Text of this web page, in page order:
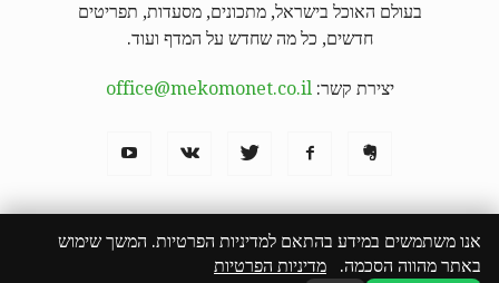
בעולם האוכל בישראל, מתכונים, מסעדות, תפריטים
חדשים, כל מה שחדש על המדף ועוד.
יצירת קשר:office@mekomonet.co.il
מחפשים כותבים פרסמו אצלנו פרסום תוכן שיווקי
אנו משתמשים במידע בהתאם למדיניות הפרטיות. המשך שימוש
באתר מהווה הסכמה. מדיניות הפרטיות